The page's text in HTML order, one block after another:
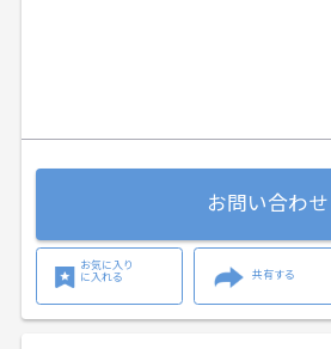
お問い合わせ
お気に入り
に入れる
共有する